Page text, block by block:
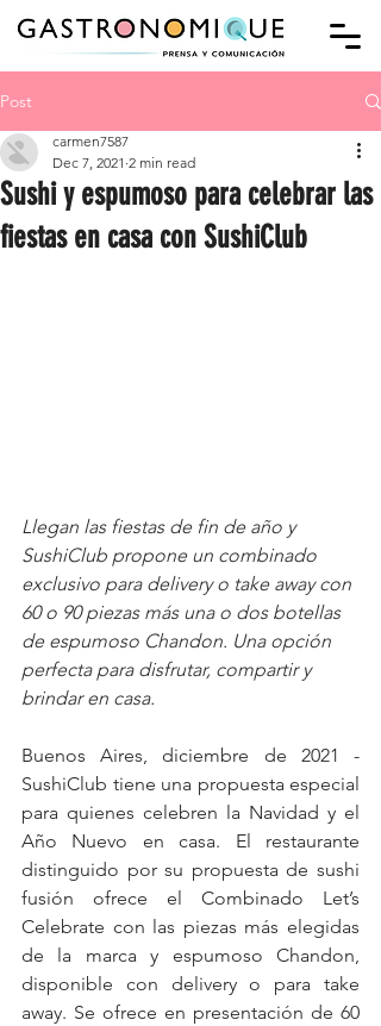
Post
Sushi y espumoso para celebrar las
fiestas en casa con SushiClub
carmen7587
Dec 7, 2021 2 min read
Llegan las fiestas de fin de año y
SushiClub propone un combinado
exclusivo para delivery o take away con
60 o 90 piezas más una o dos botellas
de espumoso Chandon. Una opción
perfecta para disfrutar, compartir y
brindar en casa.
Buenos Aires, diciembre de 2021 -
SushiClub tiene una propuesta especial
para quienes celebren la Navidad y el
Año Nuevo en casa. El restaurante
distinguido por su propuesta de sushi
fusión ofrece el Combinado Let’s
Celebrate con las piezas más elegidas
de la marca y espumoso Chandon,
disponible con delivery o para take
away. Se ofrece en presentación de 60